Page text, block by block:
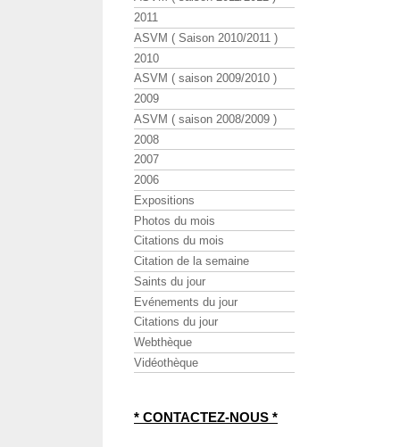
2011
ASVM ( Saison 2010/2011 )
2010
ASVM ( saison 2009/2010 )
2009
ASVM ( saison 2008/2009 )
2008
2007
2006
Expositions
Photos du mois
Citations du mois
Citation de la semaine
Saints du jour
Evénements du jour
Citations du jour
Webthèque
Vidéothèque
* CONTACTEZ-NOUS *